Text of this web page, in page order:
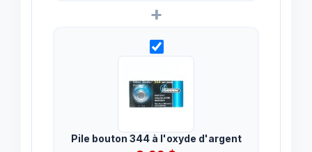
+
Pile bouton 344 à l'oxyde d'argent